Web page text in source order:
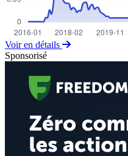
Voir en détails
Sponsorisé